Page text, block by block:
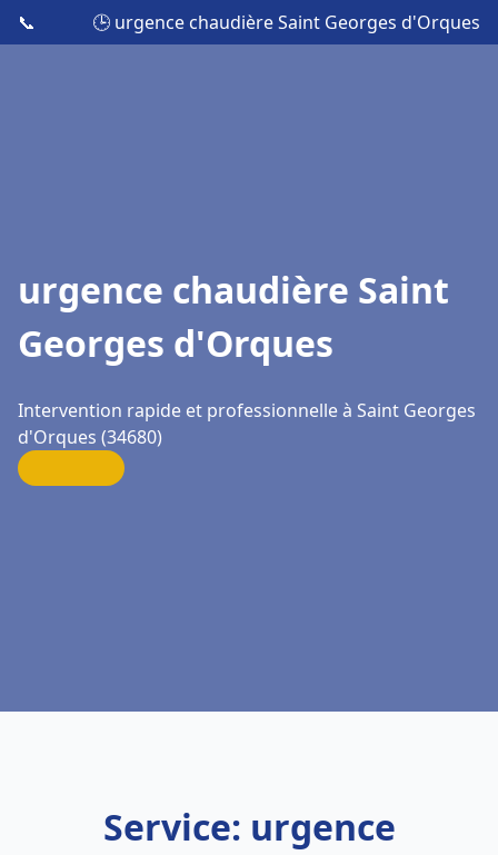
📞 🕒 urgence chaudière Saint Georges d'Orques
urgence chaudière Saint
Georges d'Orques
Intervention rapide et professionnelle à Saint Georges
d'Orques (34680)
Service: urgence